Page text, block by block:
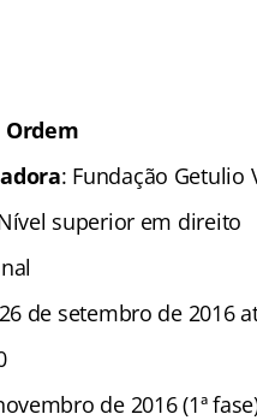
Ordem
: Fundação Getulio
superior em direito
de setembro de 2016
de 2016 (1ª